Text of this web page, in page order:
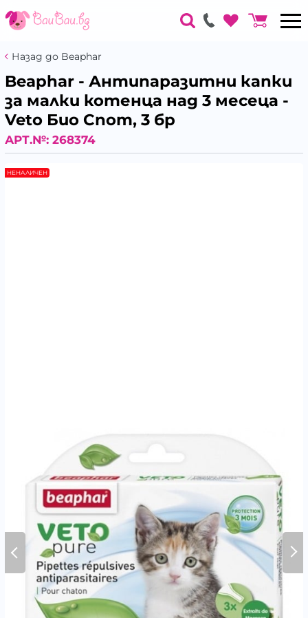
Назад до Beaphar
Beaphar - Антипаразитни капки
за малки котенца над 3 месеца -
Veto Био Спот, 3 бр
АРТ.№: 268374
НЕНАЛИЧЕН